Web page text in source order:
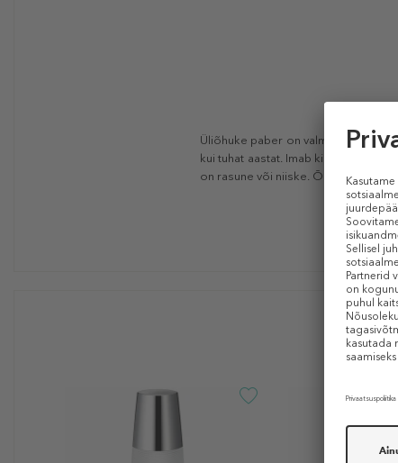
Üliõhuke paber on valmistatud
kui tuhat aastat. Imab kiiresti liigse
on rasune või niiske. Õhuke paber